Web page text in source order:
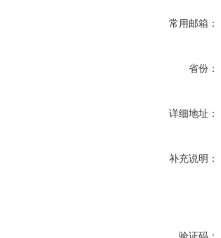
常用邮箱：
省份：
详细地址：
补充说明：